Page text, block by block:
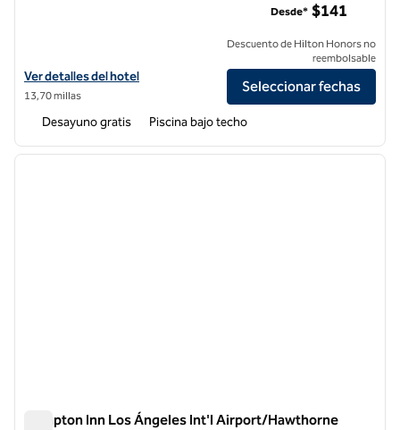
Ver detalles del hotel Embassy Suites by Hilton Los Angeles Downey
Ver detalles del hotel
13,70 millas
Desde* $141
Descuento de Hilton Honors no
reembolsable
Seleccionar fechas
Desayuno gratis Piscina bajo techo
1 de 12
Hampton Inn Los Ángeles Int'l Airport/Hawthorne